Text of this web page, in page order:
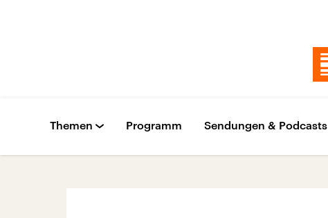
Themen Programm Sendungen & Podcasts